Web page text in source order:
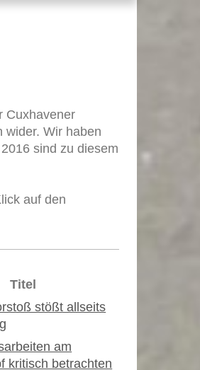
Cuxhavener
wider. Wir haben
sind zu diesem
auf den
Titel
stößt allseits
am
kritisch betrachten